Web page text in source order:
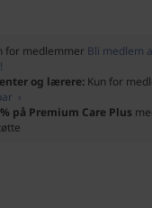
for medlemmer Bli medlem
og lærere: Kun for
›
på Premium Care Plus